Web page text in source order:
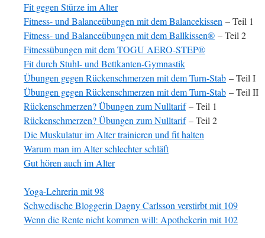
Fit gegen Stürze im Alter
Fitness- und Balanceübungen mit dem Balancekissen – Teil 1
Fitness- und Balanceübungen mit dem Ballkissen® – Teil 2
Fitnessübungen mit dem TOGU AERO-STEP®
Fit durch Stuhl- und Bettkanten-Gymnastik
Übungen gegen Rückenschmerzen mit dem Turn-Stab – Teil I
Übungen gegen Rückenschmerzen mit dem Turn-Stab – Teil II
Rückenschmerzen? Übungen zum Nulltarif– Teil 1
Rückenschmerzen? Übungen zum Nulltarif– Teil 2
Die Muskulatur im Alter trainieren und fit halten
Warum man im Alter schlechter schläft
Gut hören auch im Alter
Yoga-Lehrerin mit 98
Schwedische Bloggerin Dagny Carlsson verstirbt mit 109
Wenn die Rente nicht kommen will: Apothekerin mit 102